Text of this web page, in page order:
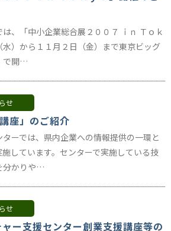
、「中小企業総合展２００７ ｉｎ Ｔｏｋ
）から１１月２日（金）まで東京ビッグ
で開…
せ
座」のご紹介
ーでは、県内企業への情報提供の一環と
しています。センターで実施している技
分かりや…
せ
ー支援センター創業支援講座等の